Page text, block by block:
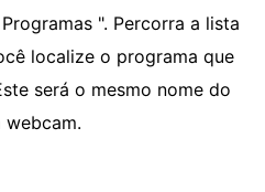
". Percorra a lista
localize o programa que
será o mesmo nome do